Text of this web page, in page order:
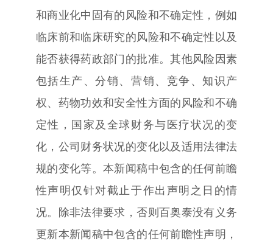
和商业化中固有的风险和不确定性，例如
临床前和临床研究的风险和不确定性以及
能否获得药政部门的批准。其他风险因素
包括生产、分销、营销、竞争、知识产
权、药物功效和安全性方面的风险和不确
定性，国家及全球财务与医疗状况的变
化，公司财务状况的变化以及适用法律法
规的变化等。本新闻稿中包含的任何前瞻
性声明仅针对截止于作出声明之日的情
况。除非法律要求，否则百奥泰没有义务
更新本新闻稿中包含的任何前瞻性声明，